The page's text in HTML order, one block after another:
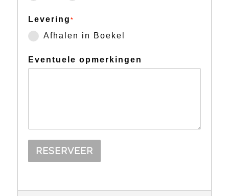
Levering *
Afhalen in Boekel
Eventuele opmerkingen
RESERVEER